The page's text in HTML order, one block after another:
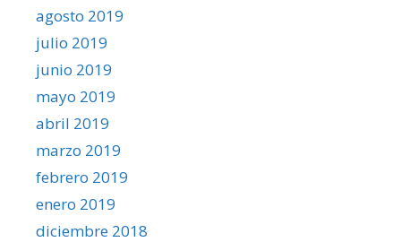
agosto 2019
julio 2019
junio 2019
mayo 2019
abril 2019
marzo 2019
febrero 2019
enero 2019
diciembre 2018